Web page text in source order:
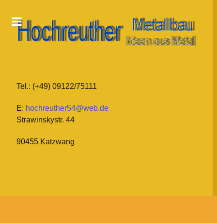
Tel.: (+49) 09122/75111
E: hochreuther54@web.de
Strawinskystr. 44
90455 Katzwang